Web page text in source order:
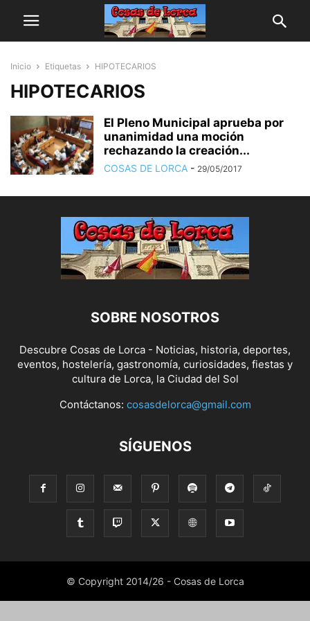
Inicio Etiquetas HIPOTECARIOS
HIPOTECARIOS
El Pleno Municipal aprueba por
unanimidad una moción
rechazando la creación...
COSAS DE LORCA - 29/05/2017
SOBRE NOSOTROS
Descubre Cosas de Lorca - Noticias, historia, deportes,
eventos, hostelería, gastronomía, curiosidades, fiestas y
cultura de Lorca, la Ciudad del Sol
Contáctanos: cosasdelorca@gmail.com
SÍGUENOS
© Copyright 2014/26 - Cosas de Lorca